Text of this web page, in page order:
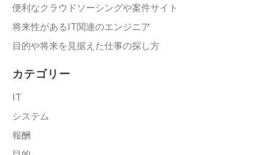
便利なクラウドソーシングや案件サイト
将来性があるIT関連のエンジニア
目的や将来を見据えた仕事の探し方
カテゴリー
IT
システム
報酬